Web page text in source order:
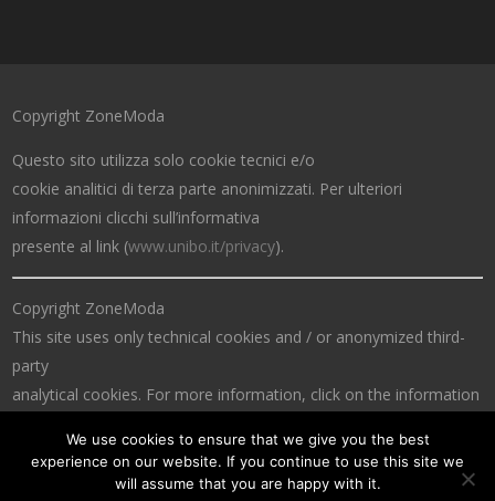
Copyright ZoneModa
Questo sito utilizza solo cookie tecnici e/o
cookie analitici di terza parte anonimizzati. Per ulteriori
informazioni clicchi sull’informativa
presente al link (www.unibo.it/privacy).
Copyright ZoneModa
This site uses only technical cookies and / or anonymized third-
party
analytical cookies. For more information, click on the information
We use cookies to ensure that we give you the best
experience on our website. If you continue to use this site we
will assume that you are happy with it.